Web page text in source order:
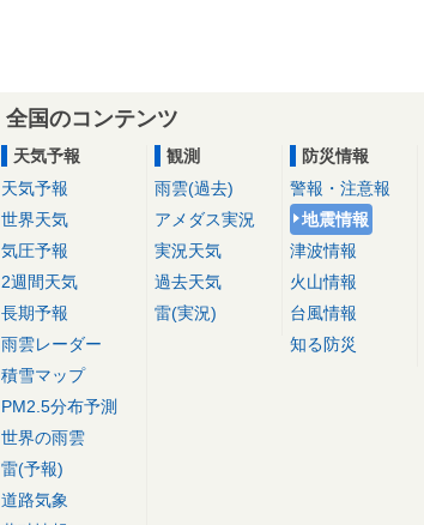
全国のコンテンツ
天気予報
天気予報
世界天気
気圧予報
2週間天気
長期予報
雨雲レーダー
積雪マップ
PM2.5分布予測
世界の雨雲
雷(予報)
道路気象
観測
雨雲(過去)
アメダス実況
実況天気
過去天気
雷(実況)
防災情報
警報・注意報
地震情報
津波情報
火山情報
台風情報
知る防災